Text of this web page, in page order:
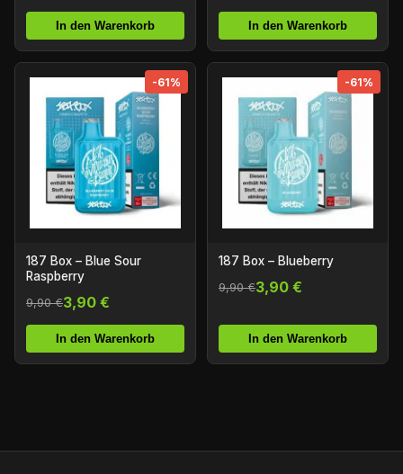
In den Warenkorb In den Warenkorb
-61%
187 Box – Blue Sour
Raspberry
9,90 €3,90 €
In den Warenkorb
-61%
187 Box – Blueberry
9,90 €3,90 €
In den Warenkorb